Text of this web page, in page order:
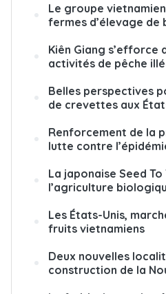
Le groupe
fermes d’élevage de
Kiên Giang s’efforce
activités de pêche
Belles perspectives
de crevettes aux
Renforcement de la
lutte contre
La japonaise Seed
l’agriculture
Les États-Unis,
fruits vietnamiens
Deux nouvelles
construction de la